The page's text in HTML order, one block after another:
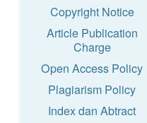
Copyright Notice
Article Publication
Charge
Open Access Policy
Plagiarism Policy
Index dan Abtract